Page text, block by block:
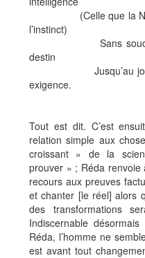
(Celle que la
l’instinct)
Sans souci de
destin
Jusqu’au jour où
exigence.
Tout est dit. C’est
relation simple aux
croissant » de la
prouver » ; Réda renvoie
recours aux preuves
et chanter [le réel] alors
des transformations
Indiscernable
Réda, l’homme ne
est avant tout